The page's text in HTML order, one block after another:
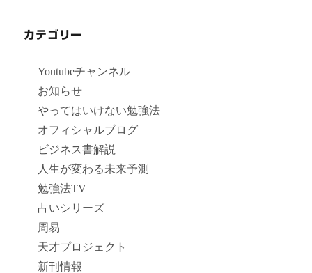
カテゴリー
Youtubeチャンネル
お知らせ
やってはいけない勉強法
オフィシャルブログ
ビジネス書解説
人生が変わる未来予測
勉強法TV
占いシリーズ
周易
天才プロジェクト
新刊情報